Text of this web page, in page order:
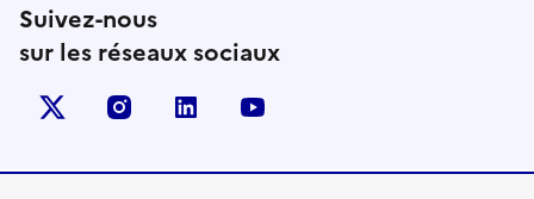
Suivez-nous
sur les réseaux sociaux
X (anciennement Twitter)
instagramlinkedin